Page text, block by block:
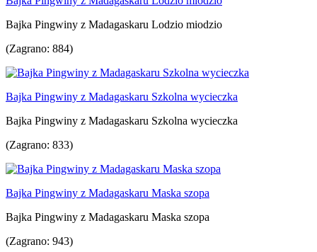
Bajka Pingwiny z Madagaskaru Lodzio miodzio
(Zagrano: 884)
Bajka Pingwiny z Madagaskaru Szkolna wycieczka
Bajka Pingwiny z Madagaskaru Szkolna wycieczka
(Zagrano: 833)
Bajka Pingwiny z Madagaskaru Maska szopa
Bajka Pingwiny z Madagaskaru Maska szopa
(Zagrano: 943)